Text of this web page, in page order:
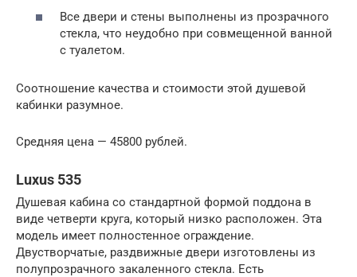
Все двери и стены выполнены из прозрачного
стекла, что неудобно при совмещенной ванной
с туалетом.
Соотношение качества и стоимости этой душевой
кабинки разумное.
Средняя цена — 45800 рублей.
Luxus 535
Душевая кабина со стандартной формой поддона в
виде четверти круга, который низко расположен. Эта
модель имеет полностенное ограждение.
Двустворчатые, раздвижные двери изготовлены из
полупрозрачного закаленного стекла. Есть